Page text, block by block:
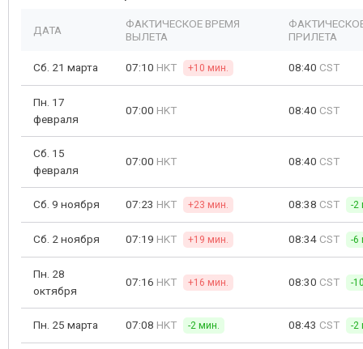
ДАТА
ФАКТИЧЕСКОЕ ВРЕМЯ
ВЫЛЕТА
ПРИЛЕТА
Сб. 21 марта 07:10 HKT +10 мин. 08:40 CST
Пн. 17
февраля
07:00 HKT 08:40 CST
Сб. 15
февраля
07:00 HKT 08:40 CST
Сб. 9 ноября 07:23 HKT +23 мин. 08:38 CST -2
Сб. 2 ноября 07:19 HKT +19 мин. 08:34 CST -6
Пн. 28
октября
07:16 HKT +16 мин. 08:30 CST -
Пн. 25 марта 07:08 HKT -2 мин. 08:43 CST -2